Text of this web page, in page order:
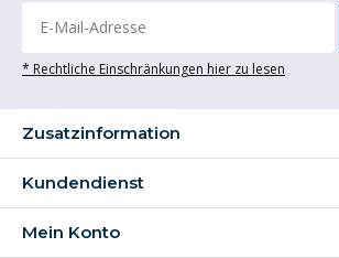
* Rechtliche Einschränkungen hier zu lesen
Zusatzinformation
Kundendienst
Mein Konto